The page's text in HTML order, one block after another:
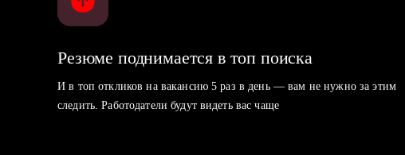
Резюме поднимается в топ поиска
И в топ откликов на вакансию 5 раз в день — вам не нужно за этим
следить. Работодатели будут видеть вас чаще